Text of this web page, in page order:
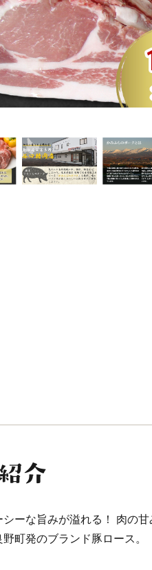
ーな旨みが溢れる！ 肉の甘
町発のブランド豚ロース。